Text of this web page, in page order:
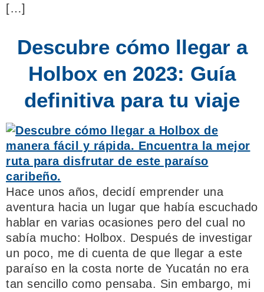
[…]
Descubre cómo llegar a
Holbox en 2023: Guía
definitiva para tu viaje
Hace unos años, decidí emprender una
aventura hacia un lugar que había escuchado
hablar en varias ocasiones pero del cual no
sabía mucho: Holbox. Después de investigar
un poco, me di cuenta de que llegar a este
paraíso en la costa norte de Yucatán no era
tan sencillo como pensaba. Sin embargo, mi